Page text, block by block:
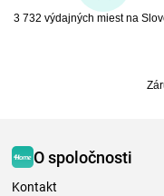
3 732 výdajných miest na
O spoločnosti
Kontakt